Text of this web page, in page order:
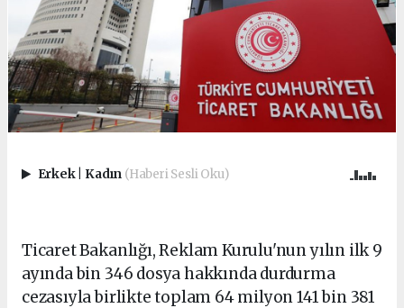
Erkek Kadın (Haberi Sesli Oku)
Ticaret Bakanlığı, Reklam Kurulu'nun yılın ilk 9
ayında bin 346 dosya hakkında durdurma
cezasıyla birlikte toplam 64 milyon 141 bin 381